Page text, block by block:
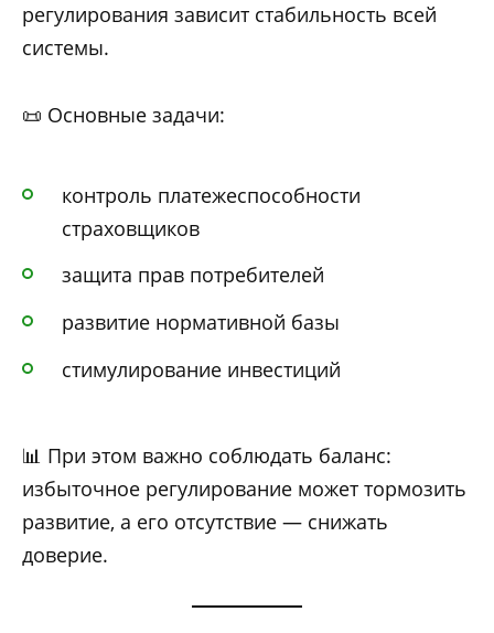
регулирования зависит стабильность всей
системы.
📜 Основные задачи:
контроль платежеспособности
страховщиков
защита прав потребителей
развитие нормативной базы
стимулирование инвестиций
📊 При этом важно соблюдать баланс:
избыточное регулирование может тормозить
развитие, а его отсутствие — снижать
доверие.